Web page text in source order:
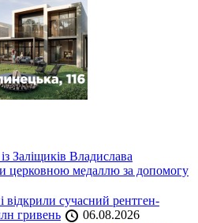
Заліщиків Владислава
церковною медаллю за допомогу
відкрили сучасний рентген-
гривень
06.08.2026